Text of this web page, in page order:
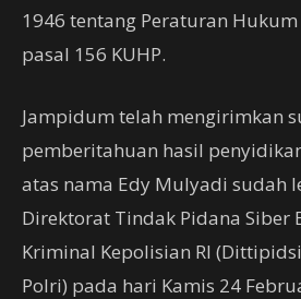
1946 tentang Peraturan
pasal 156 KUHP.
Jampidum telah mengirimkan
pemberitahuan hasil
atas nama Edy Mulyadi sudah
Direktorat Tindak Pidana Siber
Kriminal Kepolisian RI
Polri) pada hari Kamis 24